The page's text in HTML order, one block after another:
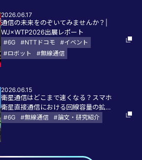
2026.06.17
通信の未来をのぞいてみませんか？|
WJ×WTP2026出展レポート
#6G #NTTドコモ
#イベント
#ロボット
#無線通信
2026.06.15
衛星通信はどこまで速くなる？スマホ
衛星直接通信における回線容量の拡大
手法を検証してみた
#6G #無線通信 #論文・研究紹介